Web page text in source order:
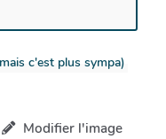
c'est plus sympa)
Modifier l'image